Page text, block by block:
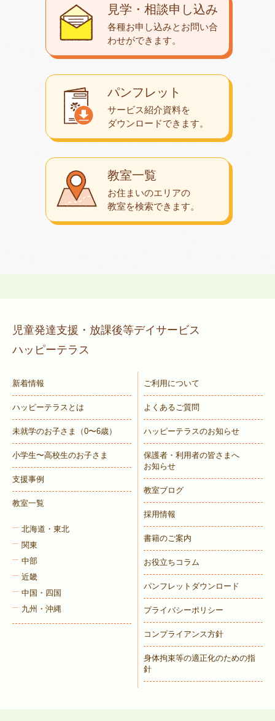
教室一覧
お住まいのエリアの
教室を検索できます。
パンフレット
サービス紹介資料を
ダウンロードできます。
見学・相談申し込み
各種お申し込みとお問い合
わせができます。
児童発達支援・放課後等デイサービス
ハッピーテラス
新着情報
ハッピーテラスとは
未就学のお子さま （0〜6歳）
小学生〜高校生のお子さま
支援事例
教室一覧
北海道・東北
関東
中部
近畿
中国・四国
九州・沖縄
ご利用について
よくあるご質問
ハッピーテラスのお知らせ
保護者・利用者の皆さまへ
お知らせ
教室ブログ
採用情報
書籍のご案内
お役立ちコラム
パンフレットダウンロード
プライバシーポリシー
コンプライアンス方針
身体拘束等の適正化のための指
針